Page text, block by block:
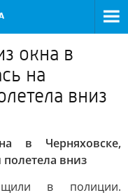
окна в
на
вниз
в Черняховске,
вниз
в полиции.